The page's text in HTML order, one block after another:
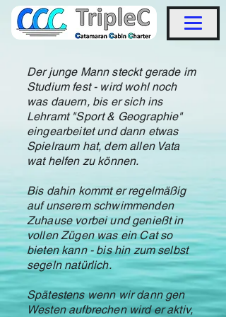
Der junge Mann steckt gerade im
Studium fest - wird wohl noch
was dauern, bis er sich ins
Lehramt "Sport & Geographie"
eingearbeitet und dann etwas
Spielraum hat, dem allen Vata
wat helfen zu können.
Bis dahin kommt er regelmäßig
auf unserem schwimmenden
Zuhause vorbei und genießt in
vollen Zügen was ein Cat so
bieten kann - bis hin zum selbst
segeln natürlich.
Spätestens wenn wir dann gen
Westen aufbrechen wird er aktiv,